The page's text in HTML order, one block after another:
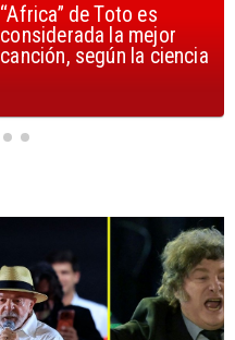
“Africa” de Toto es
considerada la mejor
canción, según la ciencia